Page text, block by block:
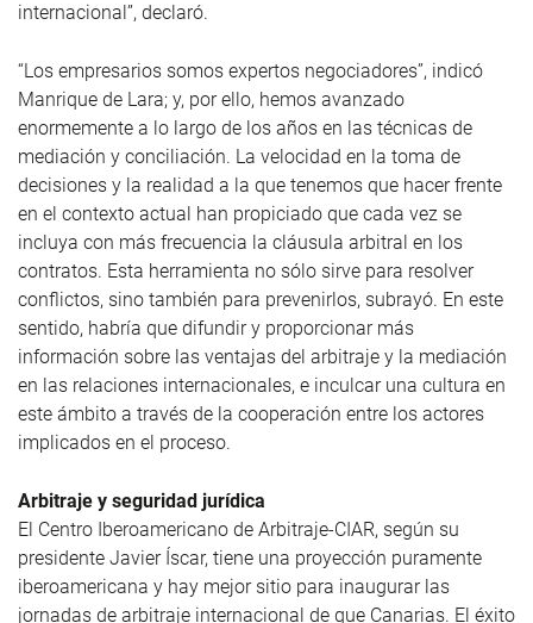
internacional”, declaró.
“Los empresarios somos expertos negociadores”, indicó
Manrique de Lara; y, por ello, hemos avanzado
enormemente a lo largo de los años en las técnicas de
mediación y conciliación. La velocidad en la toma de
decisiones y la realidad a la que tenemos que hacer frente
en el contexto actual han propiciado que cada vez se
incluya con más frecuencia la cláusula arbitral en los
contratos. Esta herramienta no sólo sirve para resolver
conflictos, sino también para prevenirlos, subrayó. En este
sentido, habría que difundir y proporcionar más
información sobre las ventajas del arbitraje y la mediación
en las relaciones internacionales, e inculcar una cultura en
este ámbito a través de la cooperación entre los actores
implicados en el proceso.
Arbitraje y seguridad jurídica
El Centro Iberoamericano de Arbitraje-CIAR, según su
presidente Javier Íscar, tiene una proyección puramente
iberoamericana y hay mejor sitio para inaugurar las
jornadas de arbitraje internacional de que Canarias. El éxito